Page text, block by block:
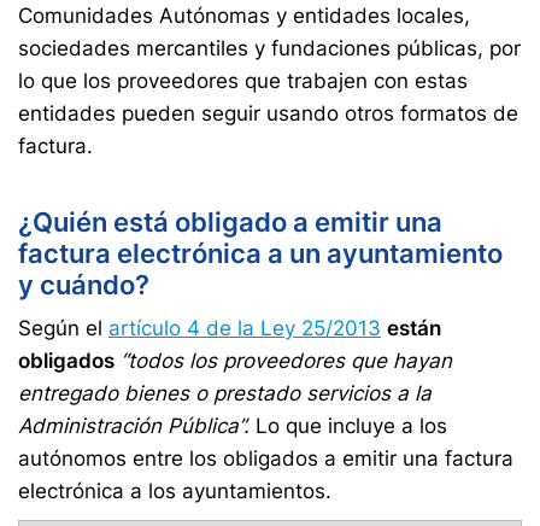
Comunidades Autónomas y entidades locales,
sociedades mercantiles y fundaciones públicas, por
lo que los proveedores que trabajen con estas
entidades pueden seguir usando otros formatos de
factura.
¿Quién está obligado a emitir una
factura electrónica a un ayuntamiento
y cuándo?
Según el artículo 4 de la Ley 25/2013 están
obligados “todos los proveedores que hayan
entregado bienes o prestado servicios a la
Administración Pública”. Lo que incluye a los
autónomos entre los obligados a emitir una factura
electrónica a los ayuntamientos.